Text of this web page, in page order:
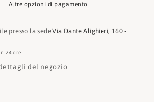
Altre opzioni di pagamento
presso la sedeVia Dante Alighieri, 160 -
24 ore
del negozio